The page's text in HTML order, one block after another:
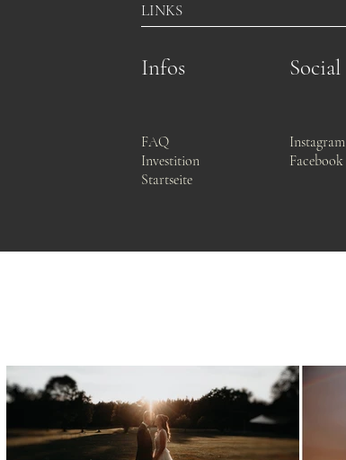
LINKS
Infos Social
FAQ
Investition
Startseite
Instagram
Facebook